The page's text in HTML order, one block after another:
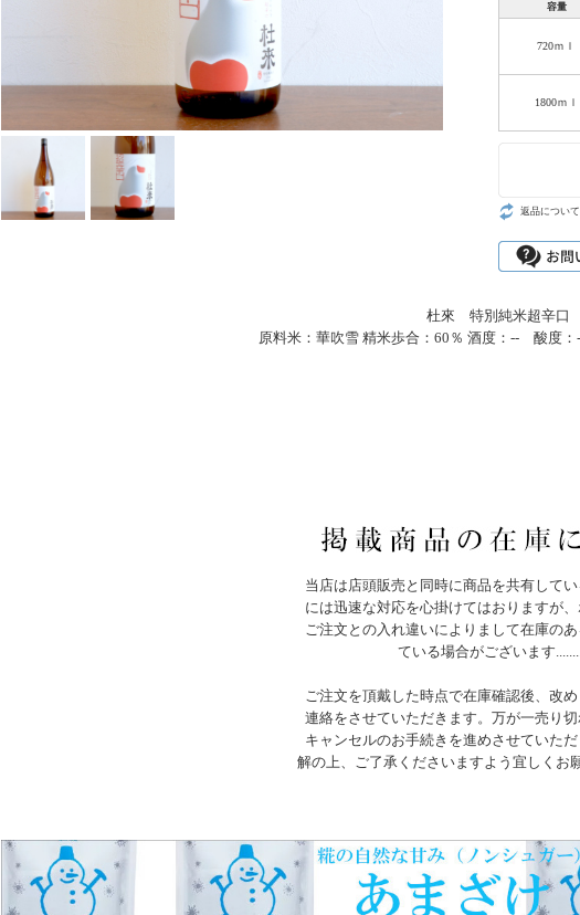
容量
720ｍｌ
1800ｍｌ
返品につい
杜來 特別純米超辛口
原料米：華吹雪 精米歩合：60％ 酒度：-- 酸度：
当店は店頭販売と同時に商品を共有して
には迅速な対応を心掛けてはおりますが
ご注文との入れ違いによりまして在庫の
ている場合がございます
ご注文を頂戴した時点で在庫確認後、改
連絡をさせていただきます。万が一売り
キャンセルのお手続きを進めさせていた
解の上、ご了承くださいますよう宜しくお